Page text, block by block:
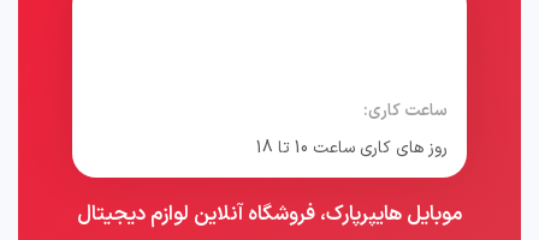
ساعت کاری:
روز های کاری ساعت 10 تا 18
موبایل هایپرپارک، فروشگاه آنلاین لوازم دیجیتال